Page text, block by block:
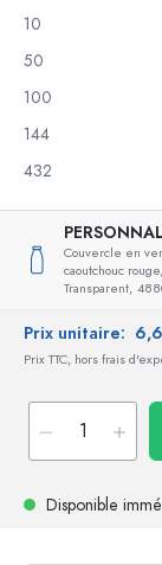
10
50
100
144
432
Couvercle en
caoutchouc rouge,
Transparent,
Prix unitaire:
Prix TTC, hors frais
Disponible